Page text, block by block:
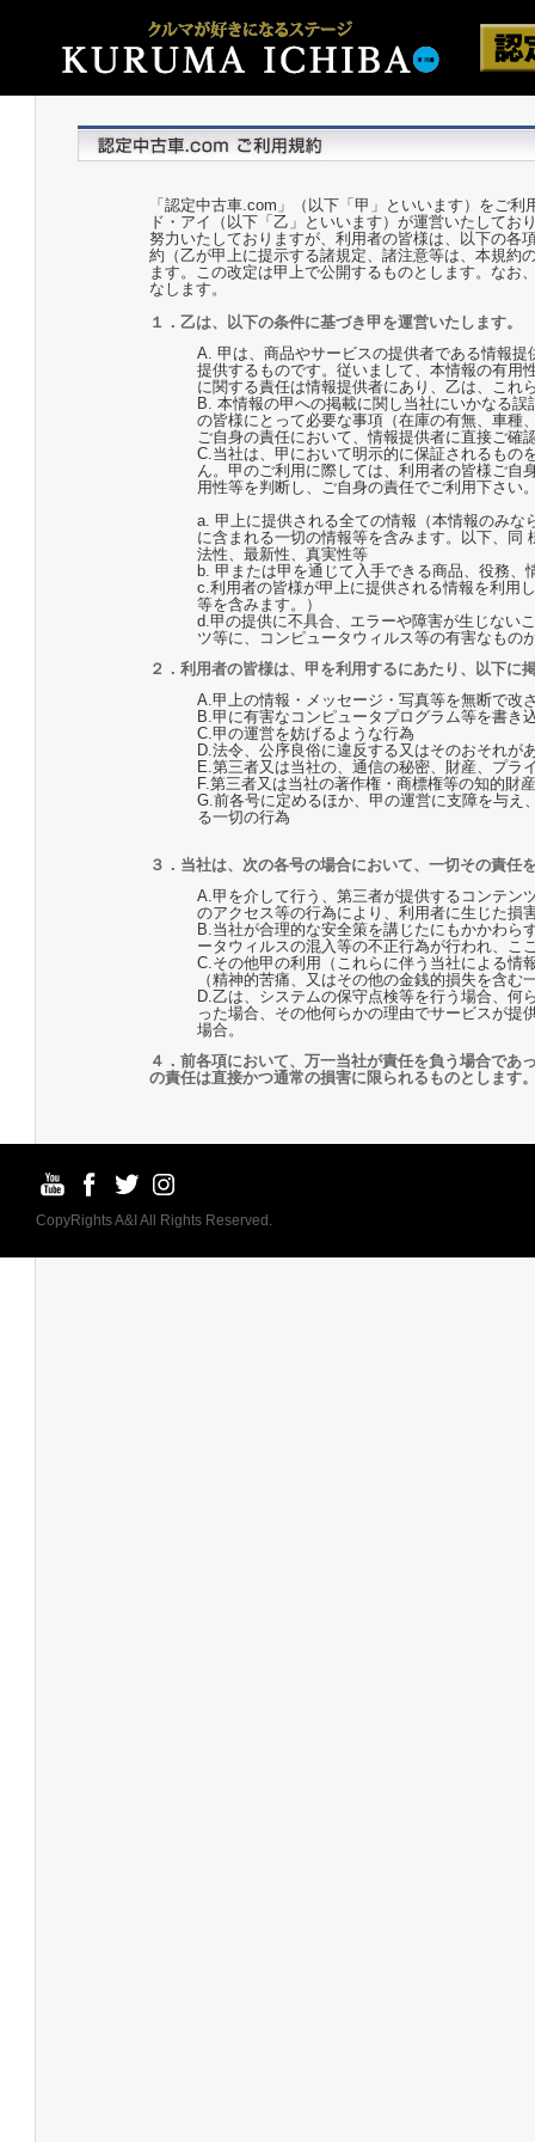
「認定中古車.com」（以下「甲」といいます）をご
ド・アイ（以下「乙」といいます）が運営いたして
努力いたしておりますが、利用者の皆様は、以下の各
約（乙が甲上に提示する諸規定、諸注意等は、本規約
ます。この改定は甲上で公開するものとします。なお
なします。
１．乙は、以下の条件に基づき甲を運営いたします。
A. 甲は、商品やサービスの提供者である情報
提供するものです。従いまして、本情報の有用
に関する責任は情報提供者にあり、乙は、これ
B. 本情報の甲への掲載に関し当社にいかなる
の皆様にとって必要な事項（在庫の有無、車種
ご自身の責任において、情報提供者に直接ご確
C.当社は、甲において明示的に保証されるもの
ん。甲のご利用に際しては、利用者の皆様ご自
用性等を判断し、ご自身の責任でご利用下さい
a. 甲上に提供される全ての情報（本情報のみ
に含まれる一切の情報等を含みます。以下、同
法性、最新性、真実性等
b. 甲または甲を通じて入手できる商品、役務、
c.利用者の皆様が甲上に提供される情報を利用
等を含みます。）
d.甲の提供に不具合、エラーや障害が生じない
ツ等に、コンピュータウィルス等の有害なもの
２．利用者の皆様は、甲を利用するにあたり、以下に
A.甲上の情報・メッセージ・写真等を無断で改
B.甲に有害なコンピュータプログラム等を書き
C.甲の運営を妨げるような行為
D.法令、公序良俗に違反する又はそのおそれが
E.第三者又は当社の、通信の秘密、財産、プラ
F.第三者又は当社の著作権・商標権等の知的財
G.前各号に定めるほか、甲の運営に支障を与え
る一切の行為
３．当社は、次の各号の場合において、一切その責任
A.甲を介して行う、第三者が提供するコンテン
のアクセス等の行為により、利用者に生じた損
B.当社が合理的な安全策を講じたにもかかわら
ータウィルスの混入等の不正行為が行われ、こ
C.その他甲の利用（これらに伴う当社による情
（精神的苦痛、又はその他の金銭的損失を含む
D.乙は、システムの保守点検等を行う場合、何
った場合、その他何らかの理由でサービスが提
場合。
４．前各項において、万一当社が責任を負う場合で
の責任は直接かつ通常の損害に限られるものとします
CopyRights A&I All Rights Reserved.